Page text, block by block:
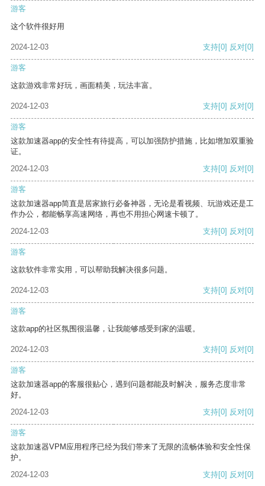
游客
这个软件很好用
2024-12-03 支持[0] 反对[0]
游客
这款游戏非常好玩，画面精美，玩法丰富。
2024-12-03 支持[0] 反对[0]
游客
这款加速器app的安全性有待提高，可以加强防护措施，比如增加双重验
证。
2024-12-03
支持[0] 反对[0]
游客
这款加速器app简直是居家旅行必备神器，无论是看视频、玩游戏还是工
作办公，都能畅享高速网络，再也不用担心网速卡顿了。
2024-12-03
支持[0] 反对[0]
游客
这款软件非常实用，可以帮助我解决很多问题。
2024-12-03 支持[0] 反对[0]
游客
这款app的社区氛围很温馨，让我能够感受到家的温暖。
2024-12-03 支持[0] 反对[0]
游客
这款加速器app的客服很贴心，遇到问题都能及时解决，服务态度非常
好。
2024-12-03
支持[0] 反对[0]
游客
这款加速器VPM应用程序已经为我们带来了无限的流畅体验和安全性保
护。
2024-12-03
支持[0] 反对[0]